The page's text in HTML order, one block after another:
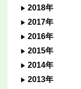
2018年
2017年
2016年
2015年
2014年
2013年